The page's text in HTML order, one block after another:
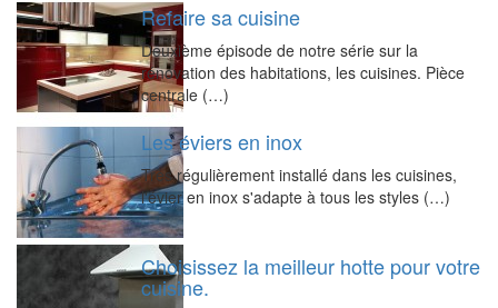
Refaire sa cuisine
Deuxième épisode de notre série sur la
rénovation des habitations, les cuisines. Pièce
centrale (…)
Les éviers en inox
Très régulièrement installé dans les cuisines,
l'évier en inox s'adapte à tous les styles (…)
Choisissez la meilleur hotte pour votre
cuisine.